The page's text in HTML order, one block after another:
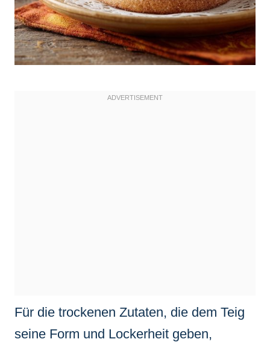
Für die trockenen Zutaten, die dem Teig
seine Form und Lockerheit geben,